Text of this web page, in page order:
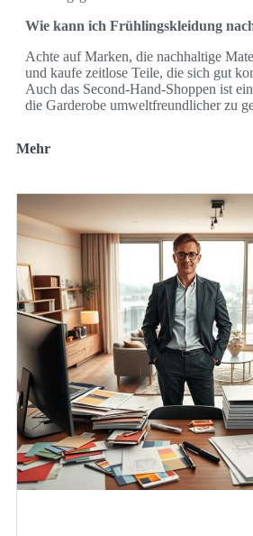
Wie kann ich Frühlingskleidung
Achte auf Marken, die nachhaltige
und kaufe zeitlose Teile, die sich gut
Auch das Second-Hand-Shoppen ist
die Garderobe umweltfreundlicher zu
Mehr